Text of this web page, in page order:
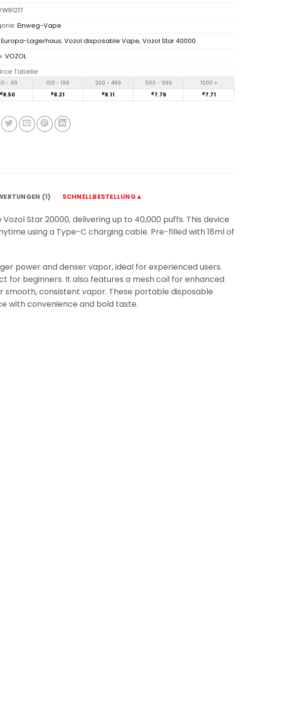
Einweg-Vape
Europa-Lagerhaus, Vozol disposable Vape, Vozol Star 40000
VOZOL
Tabelle
- 99 100 - 199 200 - 499 500 - 999 1000 +
€8.50 €8.21 €8.11 €7.76 €7.71
(1) SCHNELLBESTELLUNG▲
Star 20000, delivering up to 40,000 puffs. This device
using a Type-C charging cable. Pre-filled with 18ml of
power and denser vapor, ideal for experienced users.
for beginners. It also features a mesh coil for enhanced
consistent vapor. These portable disposable
with convenience and bold taste.